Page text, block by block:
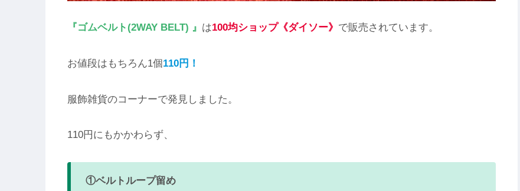
『ゴムベルト(2WAY BELT) 』 は100均ショップ《ダイソー》 で販売されています。
お値段はもちろん1個110円！
服飾雑貨のコーナーで発見しました。
110円にもかかわらず、
①ベルトループ留め